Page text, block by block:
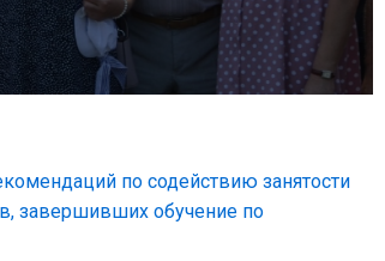
по содействию занятости
завершивших обучение по